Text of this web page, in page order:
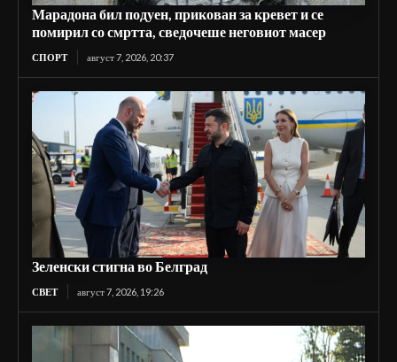
Марадона бил подуен, прикован за кревет и се
помирил со смртта, сведочеше неговиот масер
СПОРТ август 7, 2026, 20:37
Зеленски стигна во Белград
СВЕТ август 7, 2026, 19:26